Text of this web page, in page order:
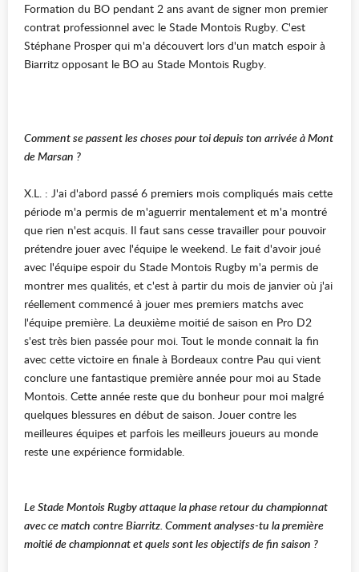
Formation du BO pendant 2 ans avant de signer mon premier
contrat professionnel avec le Stade Montois Rugby. C'est
Stéphane Prosper qui m'a découvert lors d'un match espoir à
Biarritz opposant le BO au Stade Montois Rugby.
Comment se passent les choses pour toi depuis ton arrivée à Mont
de Marsan ?
X.L. : J'ai d'abord passé 6 premiers mois compliqués mais cette
période m'a permis de m'aguerrir mentalement et m'a montré
que rien n'est acquis. Il faut sans cesse travailler pour pouvoir
prétendre jouer avec l'équipe le weekend. Le fait d'avoir joué
avec l'équipe espoir du Stade Montois Rugby m'a permis de
montrer mes qualités, et c'est à partir du mois de janvier où j'ai
réellement commencé à jouer mes premiers matchs avec
l'équipe première. La deuxième moitié de saison en Pro D2
s'est très bien passée pour moi. Tout le monde connait la fin
avec cette victoire en finale à Bordeaux contre Pau qui vient
conclure une fantastique première année pour moi au Stade
Montois. Cette année reste que du bonheur pour moi malgré
quelques blessures en début de saison. Jouer contre les
meilleures équipes et parfois les meilleurs joueurs au monde
reste une expérience formidable.
Le Stade Montois Rugby attaque la phase retour du championnat
avec ce match contre Biarritz. Comment analyses-tu la première
moitié de championnat et quels sont les objectifs de fin saison ?